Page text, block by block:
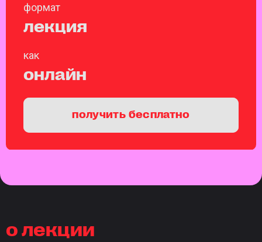
формат
лекция
как
онлайн
получить бесплатно
о лекции